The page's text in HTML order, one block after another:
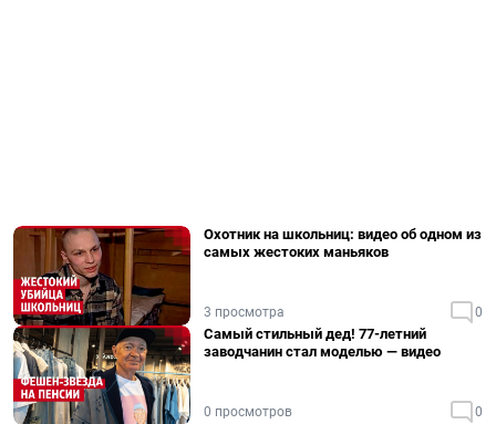
Охотник на школьниц: видео об одном из
самых жестоких маньяков
3 просмотра 0
Самый стильный дед! 77-летний
заводчанин стал моделью — видео
0 просмотров 0